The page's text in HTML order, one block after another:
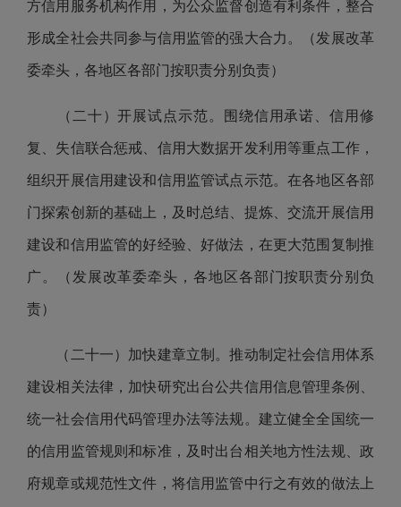
方信用服务机构作用，为公众监督创造有利条件，整合
形成全社会共同参与信用监管的强大合力。（发展改革
委牵头，各地区各部门按职责分别负责）
（二十）开展试点示范。围绕信用承诺、信用修
复、失信联合惩戒、信用大数据开发利用等重点工作，
组织开展信用建设和信用监管试点示范。在各地区各部
门探索创新的基础上，及时总结、提炼、交流开展信用
建设和信用监管的好经验、好做法，在更大范围复制推
广。（发展改革委牵头，各地区各部门按职责分别负
责）
（二十一）加快建章立制。推动制定社会信用体系
建设相关法律，加快研究出台公共信用信息管理条例、
统一社会信用代码管理办法等法规。建立健全全国统一
的信用监管规则和标准，及时出台相关地方性法规、政
府规章或规范性文件，将信用监管中行之有效的做法上